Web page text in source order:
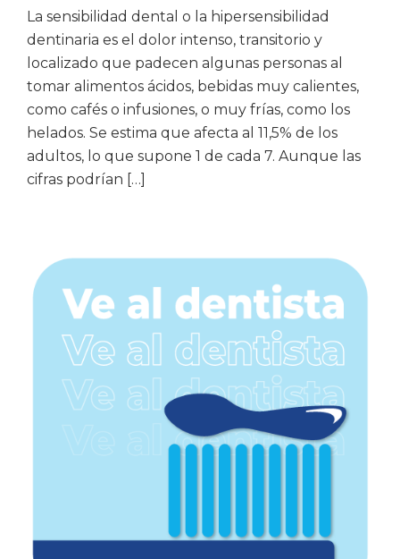
La sensibilidad dental o la hipersensibilidad
dentinaria es el dolor intenso, transitorio y
localizado que padecen algunas personas al
tomar alimentos ácidos, bebidas muy calientes,
como cafés o infusiones, o muy frías, como los
helados. Se estima que afecta al 11,5% de los
adultos, lo que supone 1 de cada 7. Aunque las
cifras podrían […]
Barra
lateral
principal